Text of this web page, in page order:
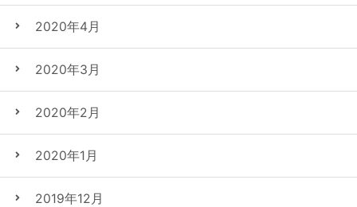
2020年4月
2020年3月
2020年2月
2020年1月
2019年12月